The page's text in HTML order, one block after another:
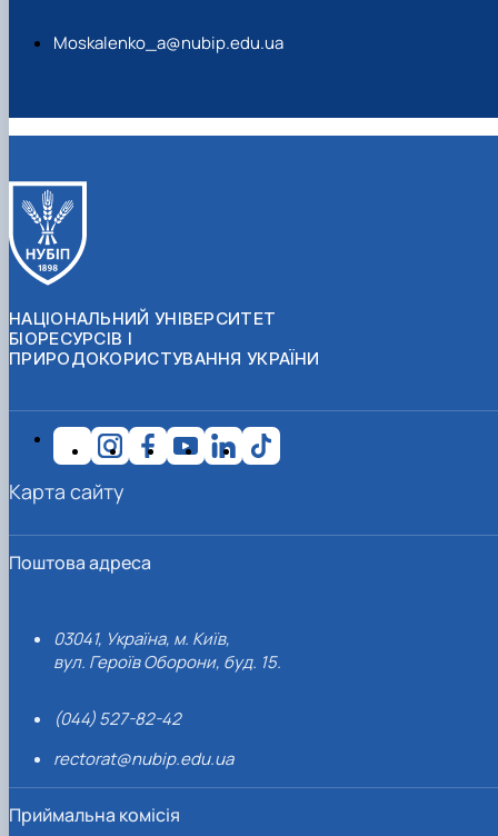
Moskalenko_a@nubip.edu.ua
НАЦІОНАЛЬНИЙ УНІВЕРСИТЕТ
БІОРЕСУРСІВ І
ПРИРОДОКОРИСТУВАННЯ УКРАЇНИ
Поштова адреса
03041, Україна, м. Київ,
вул. Героїв Оборони, буд. 15.
(044) 527-82-42
rectorat@nubip.edu.ua
Приймальна комісія
Карта сайту